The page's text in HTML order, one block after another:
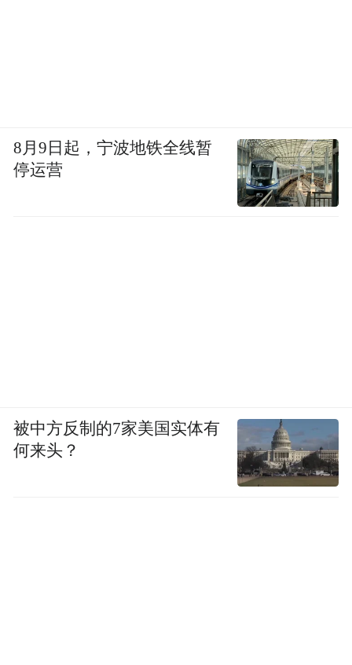
8月9日起，宁波地铁全线暂
停运营
被中方反制的7家美国实体有
何来头？